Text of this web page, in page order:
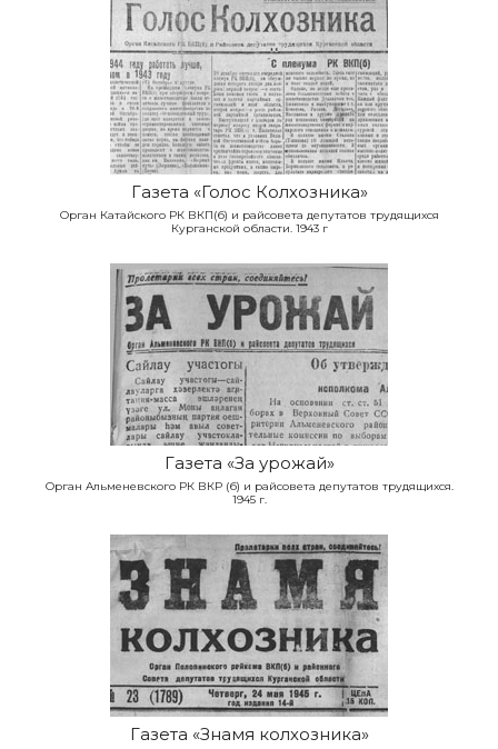
Газета «Голос Колхозника»
Орган Катайского РК ВКП(б) и райсовета депутатов трудящихся
Курганской области. 1943 г
Газета «За урожай»
Орган Альменевского РК ВКР (б) и райсовета депутатов трудящихся.
1945 г.
Газета «Знамя колхозника»